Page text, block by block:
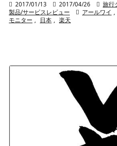
 2017/01/13  2017/04/26  旅行
製品/サービスレビュー
 アールワイ ,
モニター , 日本 , 楽天